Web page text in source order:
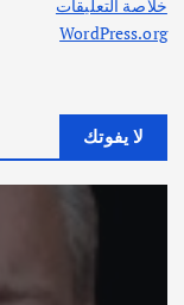
خلاصة التعليقات
WordPress.org
لا يفوتك